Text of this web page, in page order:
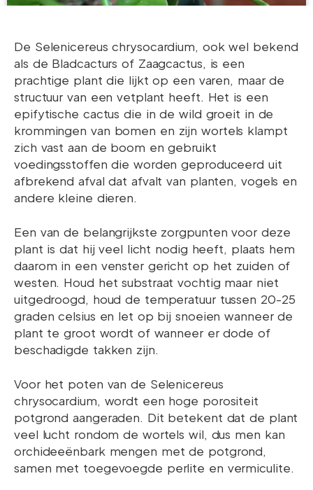
De Selenicereus chrysocardium, ook wel bekend
als de Bladcacturs of Zaagcactus, is een
prachtige plant die lijkt op een varen, maar de
structuur van een vetplant heeft. Het is een
epifytische cactus die in de wild groeit in de
krommingen van bomen en zijn wortels klampt
zich vast aan de boom en gebruikt
voedingsstoffen die worden geproduceerd uit
afbrekend afval dat afvalt van planten, vogels en
andere kleine dieren.
Een van de belangrijkste zorgpunten voor deze
plant is dat hij veel licht nodig heeft, plaats hem
daarom in een venster gericht op het zuiden of
westen. Houd het substraat vochtig maar niet
uitgedroogd, houd de temperatuur tussen 20-25
graden celsius en let op bij snoeien wanneer de
plant te groot wordt of wanneer er dode of
beschadigde takken zijn.
Voor het poten van de Selenicereus
chrysocardium, wordt een hoge porositeit
potgrond aangeraden. Dit betekent dat de plant
veel lucht rondom de wortels wil, dus men kan
orchideeënbark mengen met de potgrond,
samen met toegevoegde perlite en vermiculite.